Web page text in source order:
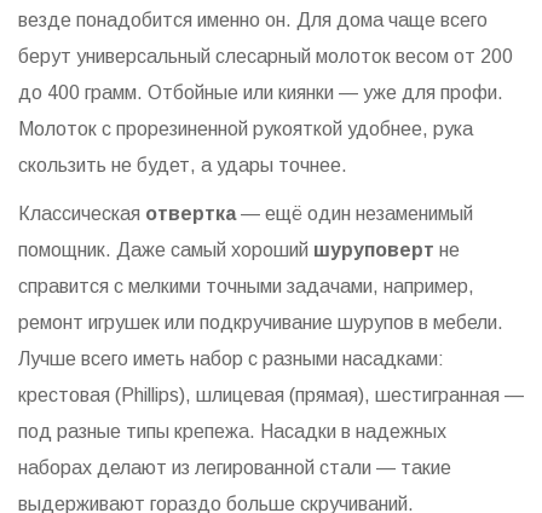
везде понадобится именно он. Для дома чаще всего
берут универсальный слесарный молоток весом от 200
до 400 грамм. Отбойные или киянки — уже для профи.
Молоток с прорезиненной рукояткой удобнее, рука
скользить не будет, а удары точнее.
Классическая отвертка— ещё один незаменимый
помощник. Даже самый хороший шуруповерт не
справится с мелкими точными задачами, например,
ремонт игрушек или подкручивание шурупов в мебели.
Лучше всего иметь набор с разными насадками:
крестовая (Phillips), шлицевая (прямая), шестигранная —
под разные типы крепежа. Насадки в надежных
наборах делают из легированной стали — такие
выдерживают гораздо больше скручиваний.